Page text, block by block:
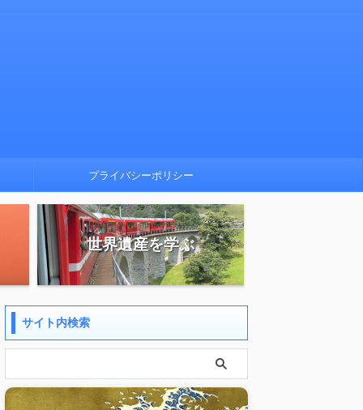
プライバシーポリシー
世界遺産を学ぶ
サイト内検索